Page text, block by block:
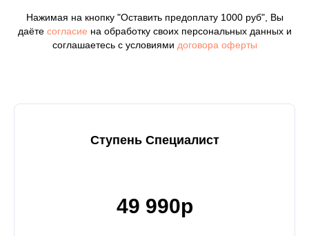
Нажимая на кнопку "Оставить предоплату 1000 руб", Вы
даёте согласие на обработку своих персональных данных и
соглашаетесь с условиями договора оферты
Ступень Специалист
49 990р